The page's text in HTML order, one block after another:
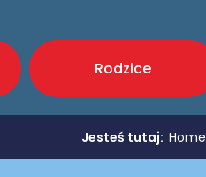
Rodzice
Jesteś tutaj: Home